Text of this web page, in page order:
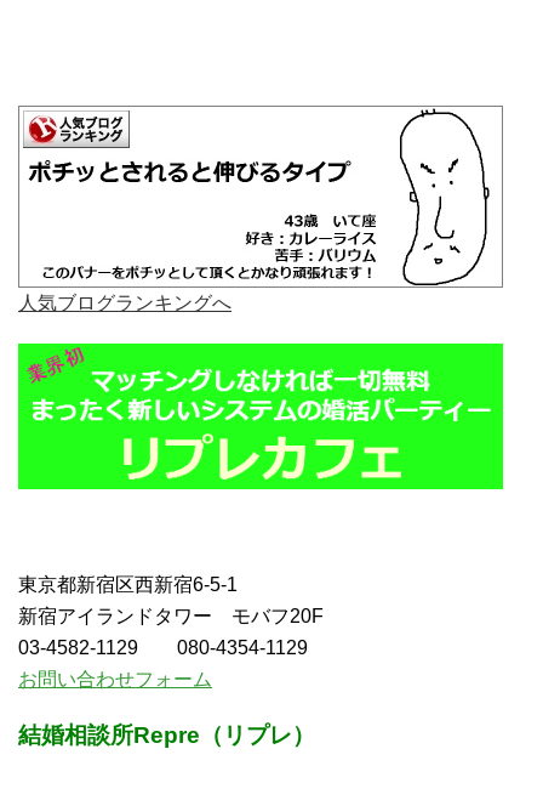
人気ブログランキングへ
東京都新宿区西新宿6-5-1
新宿アイランドタワー モバフ20F
03-4582-1129 080-4354-1129
お問い合わせフォーム
結婚相談所Repre（リプレ）